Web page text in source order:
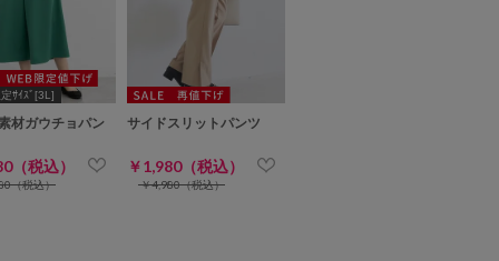
ｻｲｽﾞ[3L]
材ガウチョパン
（税込）
（税込）
サイドスリットパンツ
￥1,980（税込）
￥4,980（税込）